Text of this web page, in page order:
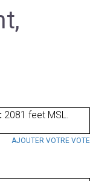
2081 feet MSL.
AJOUTER VOTRE VOTE